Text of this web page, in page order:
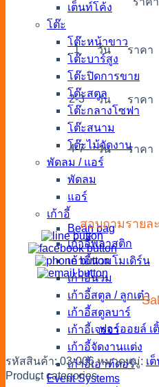
เต็นท์โค้ง
โต๊ะ
โต๊ะหน้าขาว
โต๊ะบาร์สูง
โต๊ะปิดการขาย
โต๊ะสตูล
โต๊ะกลางโซฟา
โต๊ะสนาม
โต๊ะไม้จัดงาน
พัดลม / แอร์
พัดลม
แอร์
เก้าอี้
Bean bag
เก้าอี้พลาสติก
เก้าอี้นวมโมเดิร์น
เก้าอี้นวม
เก้าอี้สตูล / ลูกเต๋า
เก้าอี้สตูลบาร์
เก้าอี้เจรจา
เก้าอี้จัดงานแต่ง
เก้าอี้เอาท์ดอร์
Event Systems
1 วัน ราคา
2-3 วัน ราคา
4-7 วัน ราคา
สอบถามรายล
ฟอร์ออยล์ เ
รหัสสินค้า:03-006 หมวดหมู่: เ
Product categories